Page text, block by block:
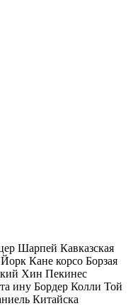
Шарпей Кавказская
Кане корсо Борзая
Хин Пекинес
ину Бордер Колли Той
Китайска